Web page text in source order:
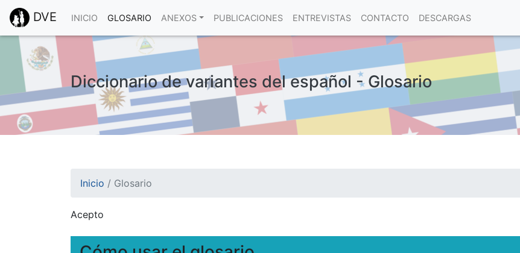
DVE INICIO GLOSARIO ANEXOS PUBLICACIONES ENTREVISTAS CONTACTO DESCARGAS
Diccionario de variantes del español - Glosario
Inicio / Glosario
Acepto
Esto nos ayuda a recolectar estadísticas de las visitas.